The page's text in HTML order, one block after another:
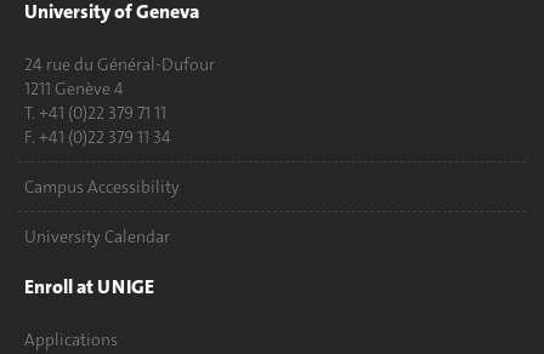
University of Geneva
24 rue du Général-Dufour
1211 Genève 4
T. +41 (0)22 379 71 11
F. +41 (0)22 379 11 34
Campus Accessibility
University Calendar
Enroll at UNIGE
Applications